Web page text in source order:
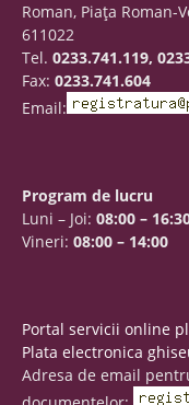
Roman, Piaţa Roman-
611022
Tel. 0233.741.119,
Fax: 0233.741.604
Email:
Program de lucru
Luni – Joi: 08:00 –
Vineri: 08:00 – 14:00
Portal servicii online
Plata electronica
Adresa de email